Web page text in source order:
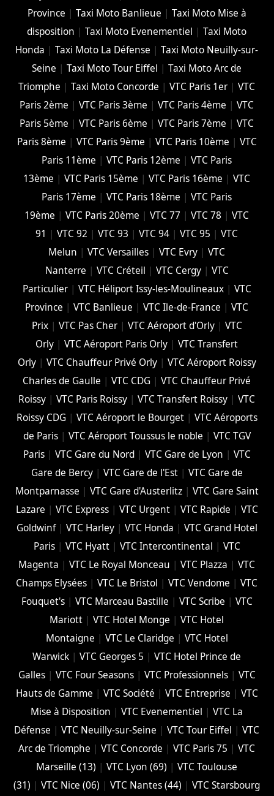
Province | Taxi Moto Banlieue | Taxi Moto Mise à
disposition |Taxi Moto Evenementiel |Taxi Moto
Honda |Taxi Moto La Défense |Taxi Moto Neuilly-sur-
Seine |Taxi Moto Tour Eiffel |Taxi Moto Arc de
Triomphe |Taxi Moto Concorde |VTC Paris 1er |VTC
Paris 2ème |VTC Paris 3ème |VTC Paris 4ème |VTC
Paris 5ème |VTC Paris 6ème |VTC Paris 7ème |VTC
Paris 8ème | VTC Paris 9ème | VTC Paris 10ème | VTC
Paris 11ème |VTC Paris 12ème |VTC Paris
13ème |VTC Paris 15ème |VTC Paris 16ème |VTC
Paris 17ème |VTC Paris 18ème |VTC Paris
19ème |VTC Paris 20ème |VTC 77 |VTC 78 |VTC
91 |VTC 92 |VTC 93 |VTC 94 |VTC 95 |VTC
Melun |VTC Versailles |VTC Evry |VTC
Nanterre | VTC Créteil | VTC Cergy| VTC
Particulier| VTC Héliport Issy-les-Moulineaux| VTC
Province |VTC Banlieue |VTC Ile-de-France |VTC
Prix| VTC Pas Cher| VTC Aéroport d'Orly| VTC
Orly |VTC Aéroport Paris Orly |VTC Transfert
Orly| VTC Chauffeur Privé Orly| VTC Aéroport Roissy
Charles de Gaulle |VTC CDG |VTC Chauffeur Privé
Roissy |VTC Paris Roissy |VTC Transfert Roissy |VTC
Roissy CDG | VTC Aéroport le Bourget| VTC Aéroports
de Paris| VTC Aéroport Toussus le noble | VTC TGV
Paris| VTC Gare du Nord| VTC Gare de Lyon | VTC
Gare de Bercy| VTC Gare de l'Est| VTC Gare de
Montparnasse | VTC Gare d'Austerlitz| VTC Gare Saint
Lazare | VTC Express| VTC Urgent| VTC Rapide | VTC
Goldwinf| VTC Harley| VTC Honda | VTC Grand Hotel
Paris| VTC Hyatt| VTC Intercontinental | VTC
Magenta |VTC Le Royal Monceau |VTC Plazza |VTC
Champs Elysées |VTC Le Bristol |VTC Vendome |VTC
Fouquet's| VTC Marceau Bastille | VTC Scribe | VTC
Mariott |VTC Hotel Monge |VTC Hotel
Montaigne | VTC Le Claridge | VTC Hotel
Warwick |VTC Georges 5 |VTC Hotel Prince de
Galles| VTC Four Seasons| VTC Professionnels| VTC
Hauts de Gamme | VTC Société | VTC Entreprise | VTC
Mise à Disposition |VTC Evenementiel |VTC La
Défense |VTC Neuilly-sur-Seine |VTC Tour Eiffel |VTC
Arc de Triomphe |VTC Concorde |VTC Paris 75 |VTC
Marseille (13) |VTC Lyon (69) |VTC Toulouse
(31) |VTC Nice (06) |VTC Nantes (44) |VTC Starsbourg